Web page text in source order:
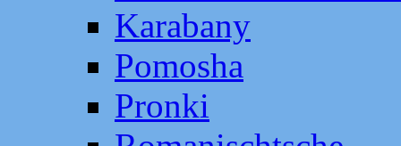
Karabany
Pomosha
Pronki